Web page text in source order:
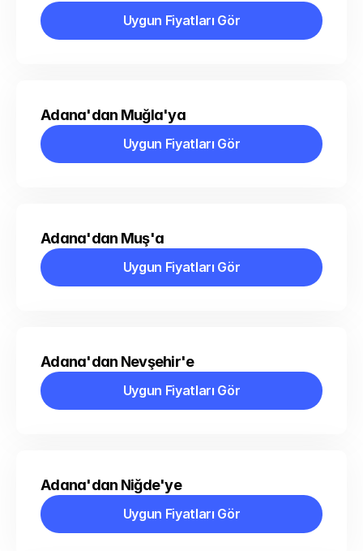
Uygun Fiyatları Gör
Uygun Fiyatları Gör
Adana'dan Muğla'ya
Uygun Fiyatları Gör
Uygun Fiyatları Gör
Adana'dan Muş'a
Uygun Fiyatları Gör
Uygun Fiyatları Gör
Adana'dan Nevşehir'e
Uygun Fiyatları Gör
Uygun Fiyatları Gör
Adana'dan Niğde'ye
Uygun Fiyatları Gör
Uygun Fiyatları Gör